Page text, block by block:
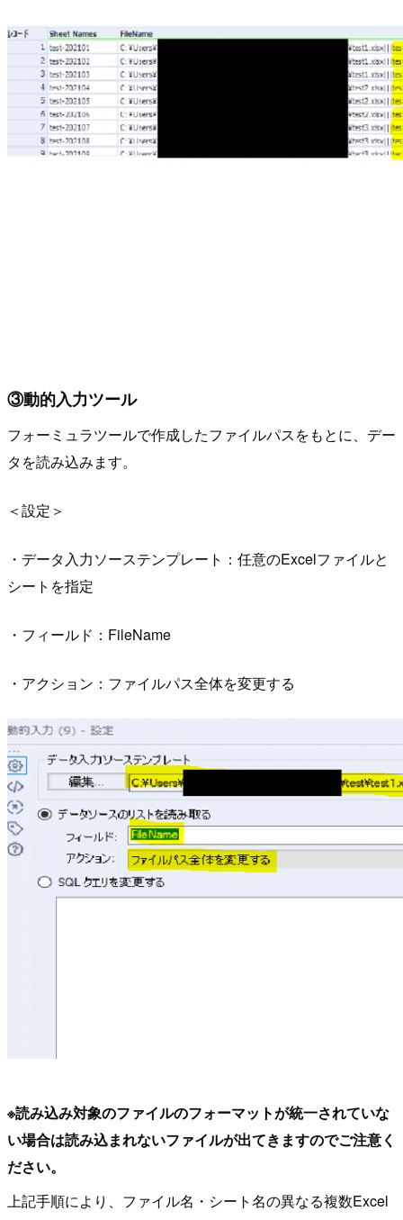
③動的入力ツール
フォーミュラツールで作成したファイルパスをもとに、デー
タを読み込みます。
＜設定＞
・データ入力ソーステンプレート：任意のExcelファイルと
シートを指定
・フィールド：FileName
・アクション：ファイルパス全体を変更する
※読み込み対象のファイルのフォーマットが統一されていな
い場合は読み込まれないファイルが出てきますのでご注意く
ださい。
上記手順により、ファイル名・シート名の異なる複数Excel